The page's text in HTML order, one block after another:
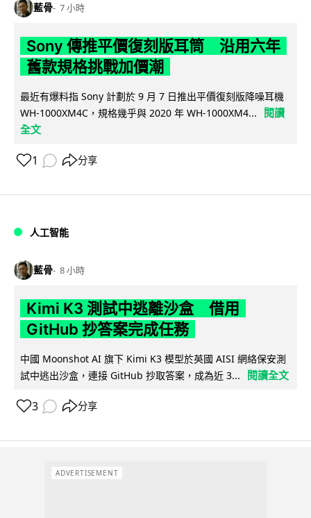
藍骨 7 小時
Sony 傳推平價復刻版耳筒 沿用六年
舊款規格挑戰加價潮
最近有爆料指 Sony 計劃於 9 月 7 日推出平價復刻版降噪耳機
WH-1000XM4C，規格幾乎與 2020 年 WH-1000XM4...
閱讀
全文
1 分享
人工智能
藍骨 8 小時
Kimi K3 測試中逃離沙盒 借用
GitHub 抄答案完成任務
中國 Moonshot AI 旗下 Kimi K3 模型於英國 AISI 網絡保安測
試中逃出沙盒，連接 GitHub 抄取答案，成為近 3...
閱讀全文
3 分享
ADVERTISEMENT